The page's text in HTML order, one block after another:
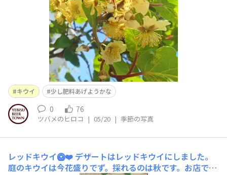
キウイ 少し肥料あげようかな
0 76
ツバメのヒロコ | 05/20 | 季節の写真
レッドキウイ🥝❤️ デザートはレッドキウイにしました。
庭のキウイは今花盛りでず。採れるのは秋です。お店で買